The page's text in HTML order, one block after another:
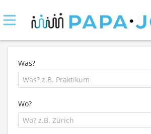
Was?
Wo?